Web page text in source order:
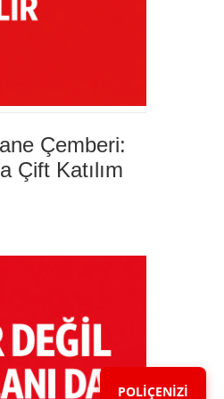
Çemberi:
Çift Katılım
POLİÇENİZİ